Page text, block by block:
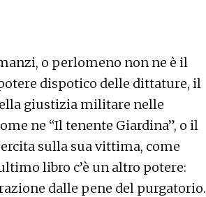
o perlomeno non ne è il
dispotico delle dittature, il
giustizia militare nelle
ne “Il tenente Giardina”, o il
sulla sua vittima, come
libro c’è un altro potere:
dalle pene del purgatorio.